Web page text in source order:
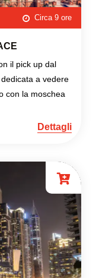
Circa 9 ore
il pick up dal
a vedere
con la moschea
Dettagli